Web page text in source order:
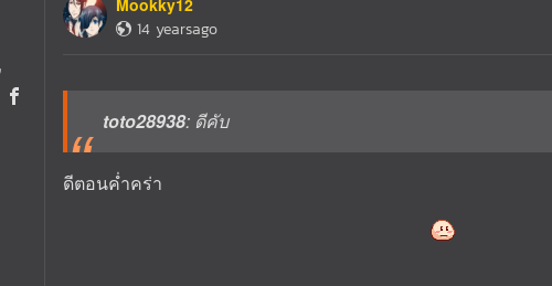
Mookky12
14 yearsago
toto28938: ดีคับ
ดีตอนค่ำคร่า